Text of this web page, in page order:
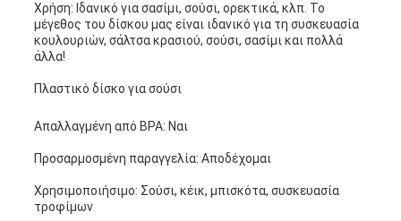
Χρήση: Ιδανικό για σασίμι, σούσι, ορεκτικά, κλπ. Το
μέγεθος του δίσκου μας είναι ιδανικό για τη συσκευασία
κουλουριών, σάλτσα κρασιού, σούσι, σασίμι και πολλά
άλλα!
Πλαστικό δίσκο για σούσι
Απαλλαγμένη από BPA: Ναι
Προσαρμοσμένη παραγγελία: Αποδέχομαι
Χρησιμοποιήσιμο: Σούσι, κέικ, μπισκότα, συσκευασία
τροφίμων